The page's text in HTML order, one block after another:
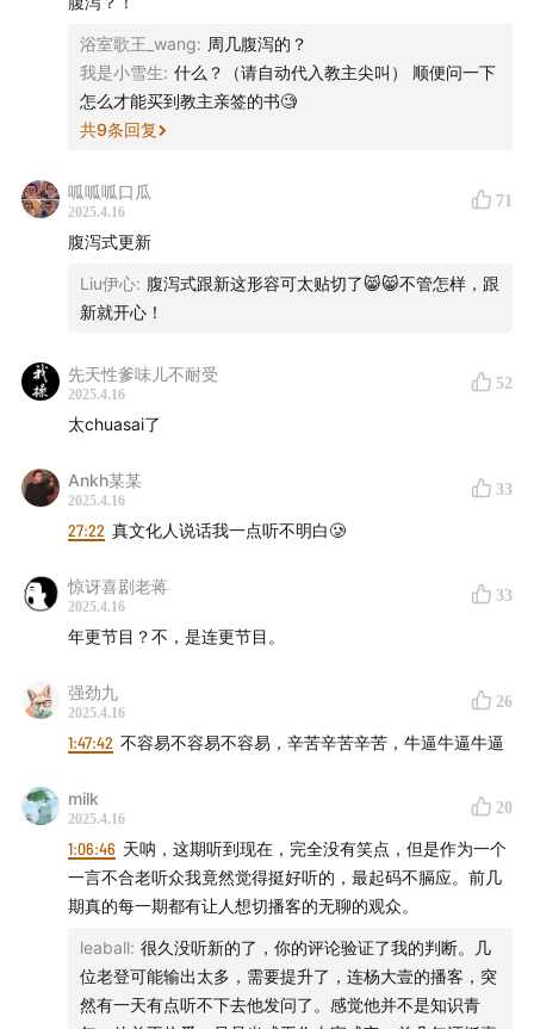
浴室歌王_wang: 周几腹泻的？
我是小雪生: 什么？（请自动代入教主尖叫） 顺便问一下
怎么才能买到教主亲签的书🧐
共9条回复
呱呱呱口瓜
2025.4.16
71
腹泻式更新
Liu伊心: 腹泻式跟新这形容可太贴切了😸😸不管怎样，跟
新就开心！
先天性爹味儿不耐受
2025.4.16
52
太chuasai了
Ankh某某
2025.4.16
33
27:22 真文化人说话我一点听不明白🥲
惊讶喜剧老蒋
2025.4.16
33
年更节目？不，是连更节目。
强劲九
2025.4.16
26
1:47:42 不容易不容易不容易，辛苦辛苦辛苦，牛逼牛逼牛逼
milk
2025.4.16
20
1:06:46 天呐，这期听到现在，完全没有笑点，但是作为一个
一言不合老听众我竟然觉得挺好听的，最起码不膈应。前几
期真的每一期都有让人想切播客的无聊的观众。
leaball: 很久没听新的了，你的评论验证了我的判断。几
位老登可能输出太多，需要提升了，连杨大壹的播客，突
然有一天有点听不下去他发问了。感觉他并不是知识青